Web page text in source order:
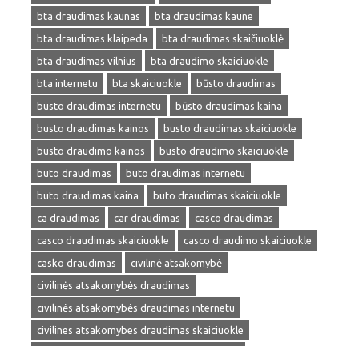
bta draudimas kaunas
bta draudimas kaune
bta draudimas klaipeda
bta draudimas skaičiuoklė
bta draudimas vilnius
bta draudimo skaiciuokle
bta internetu
bta skaiciuokle
būsto draudimas
busto draudimas internetu
būsto draudimas kaina
busto draudimas kainos
busto draudimas skaiciuokle
busto draudimo kainos
busto draudimo skaiciuokle
buto draudimas
buto draudimas internetu
buto draudimas kaina
buto draudimas skaiciuokle
ca draudimas
car draudimas
casco draudimas
casco draudimas skaiciuokle
casco draudimo skaiciuokle
casko draudimas
civilinė atsakomybė
civilinės atsakomybės draudimas
civilinės atsakomybės draudimas internetu
civilines atsakomybes draudimas skaiciuokle